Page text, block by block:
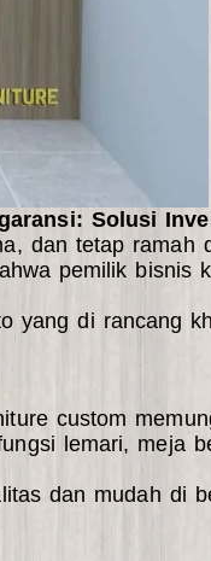
Solusi
dan tetap ramah
pemilik bisnis
yang di rancang
custom
lemari, meja
dan mudah di